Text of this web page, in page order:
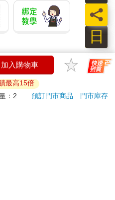
如接獲電話要求您前往
以免受騙上當！
退回商品須為全新狀態**
加入購物車
最高15倍
：2 預訂門市商品
門市庫存
日
員